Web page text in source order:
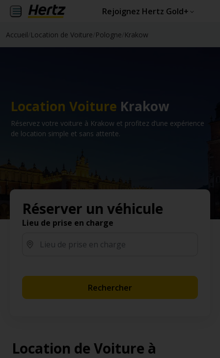
Rejoignez Hertz Gold+
Accueil Location de Voiture Pologne Krakow
Location Voiture Krakow
Réservez votre voiture à Krakow et profitez d’une expérience
de location simple et sans attente.
Réserver un véhicule
Lieu de prise en charge
Rechercher
Location de Voiture à